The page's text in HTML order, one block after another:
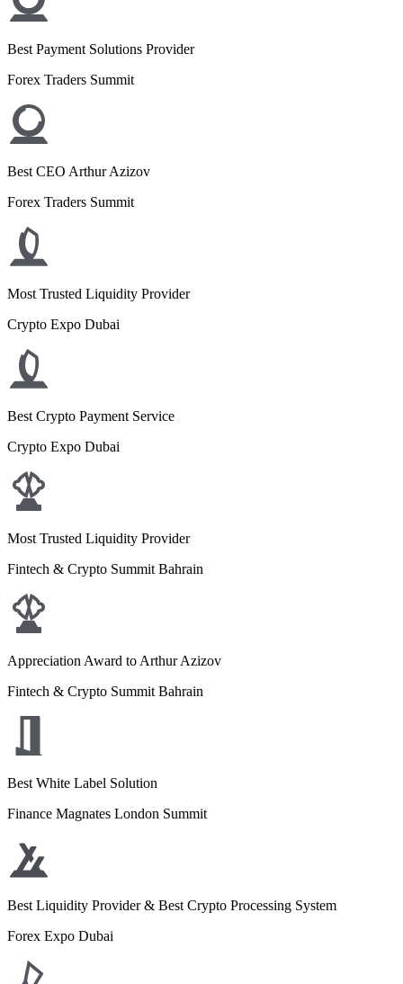
Best Payment Solutions Provider
Forex Traders Summit
Best CEO Arthur Azizov
Forex Traders Summit
Most Trusted Liquidity Provider
Crypto Expo Dubai
Best Crypto Payment Service
Crypto Expo Dubai
Most Trusted Liquidity Provider
Fintech & Crypto Summit Bahrain
Appreciation Award to Arthur Azizov
Fintech & Crypto Summit Bahrain
Best White Label Solution
Finance Magnates London Summit
Best Liquidity Provider & Best Crypto Processing System
Forex Expo Dubai